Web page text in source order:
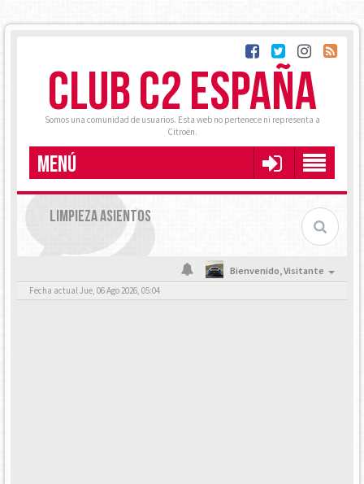
CLUB C2 ESPAÑA
Somos una comunidad de usuarios. Esta web no pertenece ni representa a
Citroën.
MENÚ
LIMPIEZA ASIENTOS
Bienvenido,Visitante
Fecha actual Jue, 06 Ago 2026, 05:04